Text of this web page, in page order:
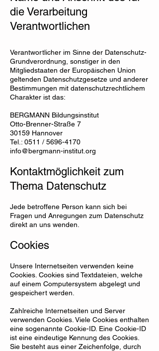
die Verarbeitung
Verantwortlichen
Verantwortlicher im Sinne der Datenschutz-
Grundverordnung, sonstiger in den
Mitgliedstaaten der Europäischen Union
geltenden Datenschutzgesetze und anderer
Bestimmungen mit datenschutzrechtlichem
Charakter ist das:
BERGMANN Bildungsinstitut
Otto-Brenner-Straße 7
30159 Hannover
Tel.: 0511 / 5696-4170
info@bergmann-institut.org
Kontaktmöglichkeit zum
Thema Datenschutz
Jede betroffene Person kann sich bei
Fragen und Anregungen zum Datenschutz
direkt an uns wenden.
Cookies
Unsere Internetseiten verwenden keine
Cookies. Cookies sind Textdateien, welche
auf einem Computersystem abgelegt und
gespeichert werden.
Zahlreiche Internetseiten und Server
verwenden Cookies. Viele Cookies enthalten
eine sogenannte Cookie-ID. Eine Cookie-ID
ist eine eindeutige Kennung des Cookies.
Sie besteht aus einer Zeichenfolge, durch